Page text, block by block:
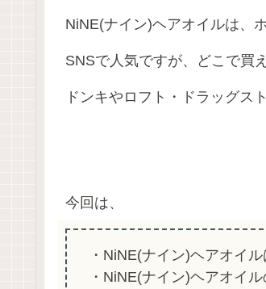
NiNE(ナイン)ヘアオイルは、
SNSで人気ですが、どこで買
ドンキやロフト・ドラッグス
今回は、
・NiNE(ナイン)ヘアオイ
・NiNE(ナイン)ヘアオイル